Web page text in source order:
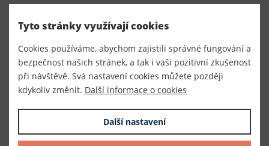
Číslo produktu:
060053
Výrobce
EU
Tyto stránky využívají cookies
Cookies používáme, abychom zajistili správné fungování a
bezpečnost našich stránek, a tak i vaši pozitivní zkušenost
při návštěvě. Svá nastavení cookies můžete později
kdykoliv změnit. Další informace o cookies
Další nastavení